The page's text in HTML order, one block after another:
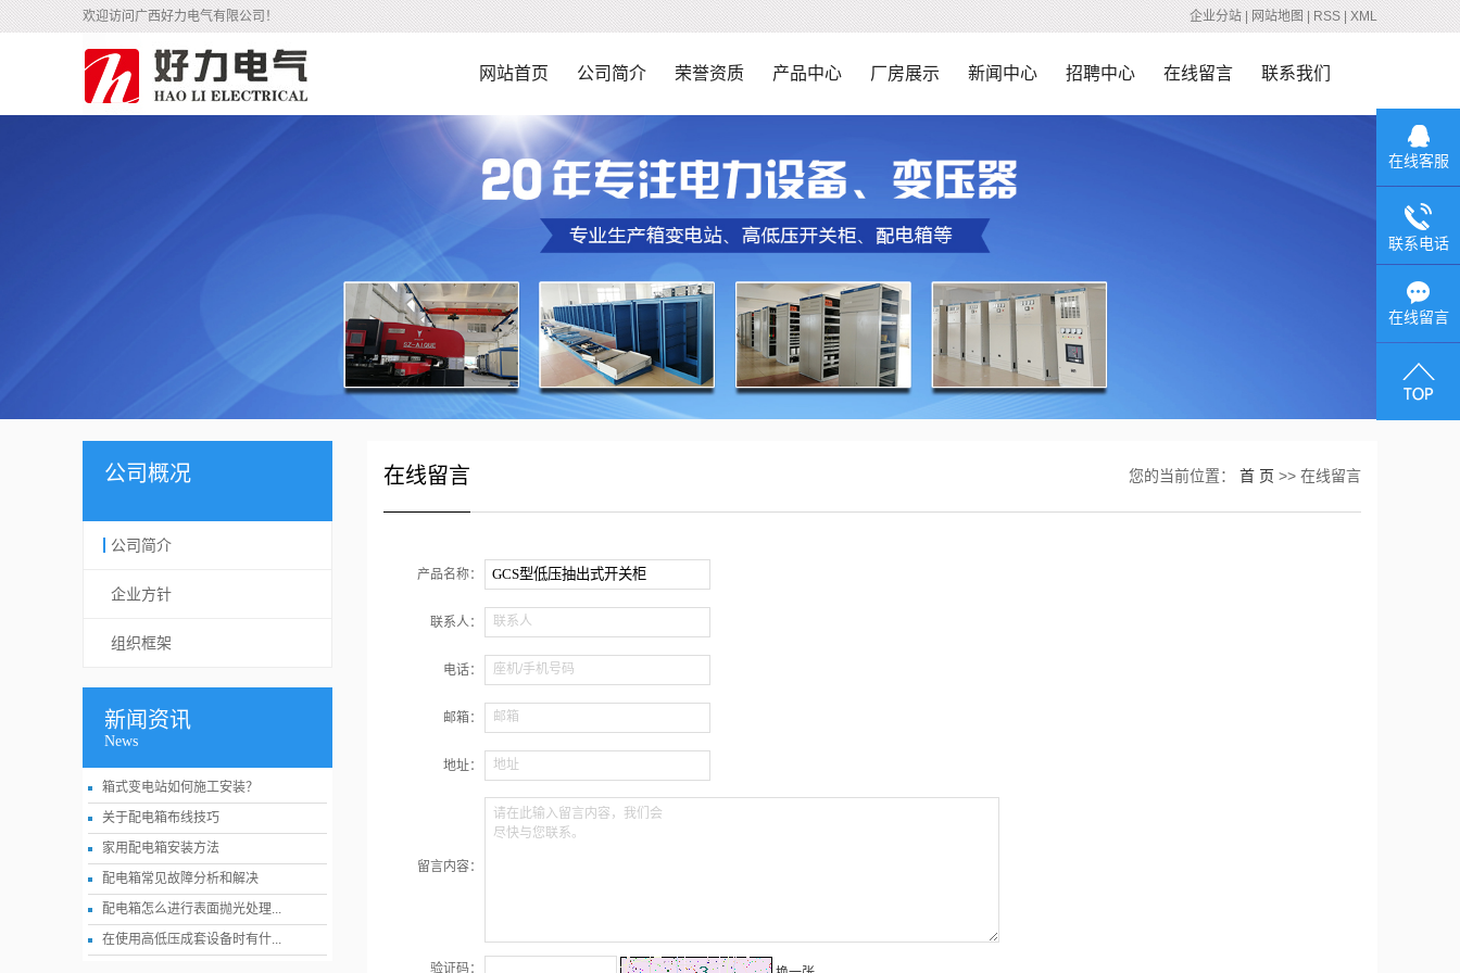
欢迎访问广西好力电气有限公司！ 企业分站|网站地图 | RSS|XML
网站首页 公司简介
企业方针
组织框架
荣誉资质
产品资质证书
产品中心
XM系列低压配电箱
XL-21交流动力
GCS型低压抽出
GGJ低压无功功
HXGN-12交
KYN28-12
厂房展示
设备展示
工地现场
新闻中心
行业新闻
招聘中心 在线留言 联系我们
公司概况
公司简介
企业方针
组织框架
新闻资讯
News
箱式变电站如何施工安装？
关于配电箱布线技巧
家用配电箱安装方法
配电箱常见故障分析和解决
配电箱怎么进行表面抛光处理...
在使用高低压成套设备时有什...
在线留言 您的当前位置： 首 页 >> 在线留言
产品名称：
联系人： 联系人
电话： 座机/手机号码
邮箱： 邮箱
地址： 地址
留言内容：
请在此输入留言内容，我们会
尽快与您联系。
验证码：
在线客服
联系电话
在线留言